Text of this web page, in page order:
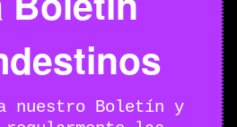
nuestro Boletín y